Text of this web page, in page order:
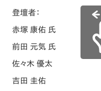
登壇者：
赤塚 康佑 氏
前田 元気 氏
佐々木 優太
吉田 圭佑